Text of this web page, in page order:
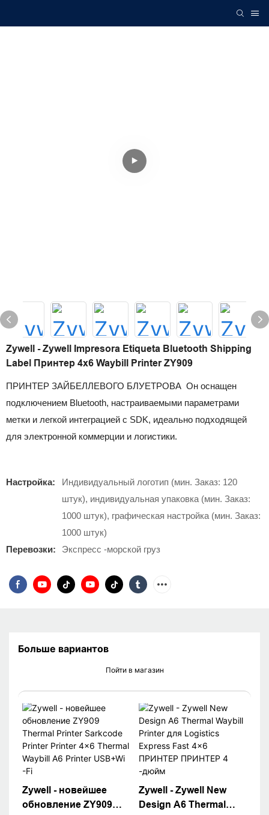
Zywell - Zywell Impresora Etiqueta Bluetooth Shipping
Label Принтер 4x6 Waybill Printer ZY909
ПРИНТЕР ЗАЙБЕЛЛЕВОГО БЛУЕТРОВА Он оснащен
подключением Bluetooth, настраиваемыми параметрами
метки и легкой интеграцией с SDK, идеально подходящей
для электронной коммерции и логистики.
Настройка:
Индивидуальный логотип (мин. Заказ: 120
штук), индивидуальная упаковка (мин. Заказ:
1000 штук), графическая настройка (мин. Заказ:
1000 штук)
Перевозки:
Экспресс -морской груз
Больше вариантов
Пойти в магазин
Zywell - новейшее
обновление ZY909
Zywell - Zywell New
Design A6 Thermal